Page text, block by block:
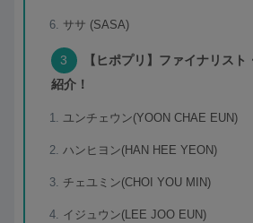
ササ (SASA)
【ヒポプリ】ファイナリス
紹介！
ユンチェウン(YOON CHAE EUN)
ハンヒヨン(HAN HEE YEON)
チェユミン(CHOI YOU MIN)
イジュウン(LEE JOO EUN)